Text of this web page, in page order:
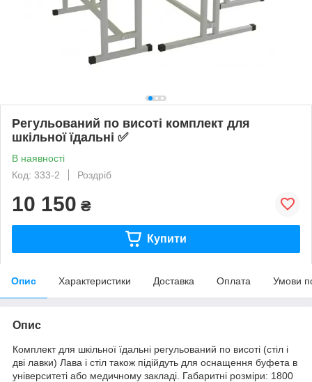
Регульований по висоті комплект для
шкільної їдальні ✅
В наявності
Код: 333-2
Роздріб
10 150 ₴
Купити
Опис Характеристики Доставка Оплата Умови
Опис
Комплект для шкільної їдальні регульований по висоті (стіл і
дві лавки) Лава і стіл також підійдуть для оснащення буфета в
університеті або медичному закладі. Габаритні розміри: 1800